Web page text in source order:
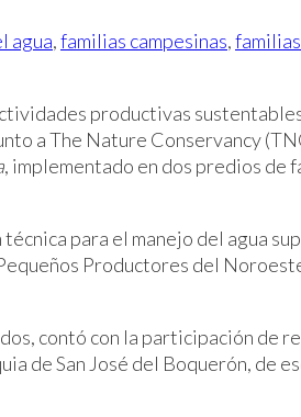
agua,familias campesinas,
productivas
a The Nature Conservancy
, implementado en dos predios de
para el manejo del agua
Productores del
contó con la participación de
de San José del Boquerón, de